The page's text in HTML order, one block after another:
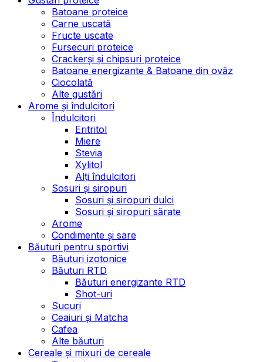
Batoane proteice
Carne uscată
Fructe uscate
Fursecuri proteice
Crackerși și chipsuri proteice
Batoane energizante & Batoane din ovăz
Ciocolată
Alte gustări
Arome și îndulcitori
Îndulcitori
Eritritol
Miere
Stevia
Xylitol
Alți îndulcitori
Sosuri și siropuri
Sosuri și siropuri dulci
Sosuri și siropuri sărate
Arome
Condimente și sare
Băuturi pentru sportivi
Băuturi izotonice
Băuturi RTD
Băuturi energizante RTD
Shot-uri
Sucuri
Ceaiuri și Matcha
Cafea
Alte băuturi
Cereale și mixuri de cereale